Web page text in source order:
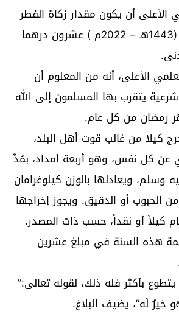
الأعلى أن يكون مقدار زكاة الفطر
بالنقود لهذا العام (1443هـ – 2022م ) عشرون درهما
الأعلى، أنه من المعلوم أن
يتقرب بها المسلمون إلى الله
رمضان من كل عام.
كيلا من غالب قوت أهل البلد،
عن كل نفس، وهو أربعة أمداد، بمُدِّ
وسلم، ويعادلها بالوزن كيلوغرامان
كلغ) من الحبوب أو الدقيق. ويجوز إخراجها
كيلاً أو نقداً، حسب ذات المصدر.
هذه السنة في مبلغ عشرين
بأكثر فله ذلك، لقوله تعالى:”
لَه”، يضيف البلاغ.